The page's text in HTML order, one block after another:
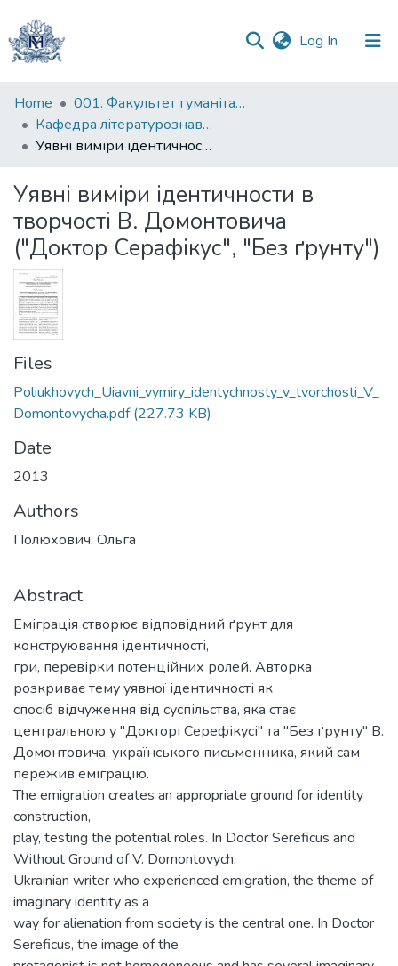
Log In (current)
Communities
&
Collections
Statistics
Home
001. Факультет гуманітарних наук
Кафедра літературознавства імені Володимира Моренця
Уявні виміри ідентичности в творчості В. Домонтовича ("Доктор Серафікус", "Без ґрунту")
Уявні виміри ідентичности в
творчості В. Домонтовича
("Доктор Серафікус", "Без ґрунту")
Files
Poliukhovych_Uiavni_vymiry_identychnosty_v_tvorchosti_V_
Domontovycha.pdf(227.73 KB)
Date
2013
Authors
Полюхович, Ольга
Abstract
Еміграція створює відповідний ґрунт для
конструювання ідентичності,
гри, перевірки потенційних ролей. Авторка
розкриває тему уявної ідентичності як
спосіб відчуження від суспільства, яка стає
центральною у "Докторі Серефікусі" та "Без ґрунту" В.
Домонтовича, українського письменника, який сам
пережив еміграцію.
The emigration creates an appropriate ground for identity
construction,
play, testing the potential roles. In Doctor Sereficus and
Without Ground of V. Domontovych,
Ukrainian writer who experienced emigration, the theme of
imaginary identity as a
way for alienation from society is the central one. In Doctor
Sereficus, the image of the